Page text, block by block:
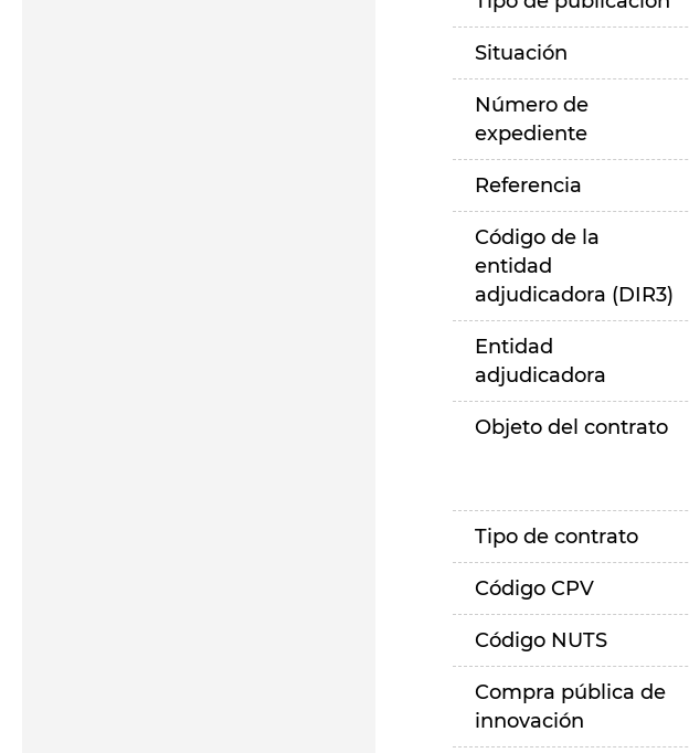
Situación
Número de
expediente
Referencia
Código de la
entidad
adjudicadora (DIR3)
Entidad
adjudicadora
Objeto del contrato
Tipo de contrato
Código CPV
Código NUTS
Compra pública de
innovación